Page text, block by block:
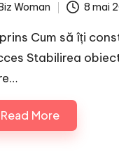
Woman 8 mai
Cum să îți
Stabilirea
Read More